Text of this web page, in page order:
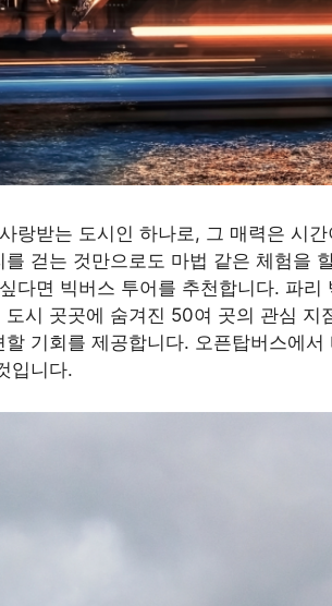
랑받는 도시인 하나로, 그 매력은 시
걷는 것만으로도 마법 같은 체험을
다면 빅버스 투어를 추천합니다. 파
시 곳곳에 숨겨진 50여 곳의 관심 지
기회를 제공합니다. 오픈탑버스에
입니다.